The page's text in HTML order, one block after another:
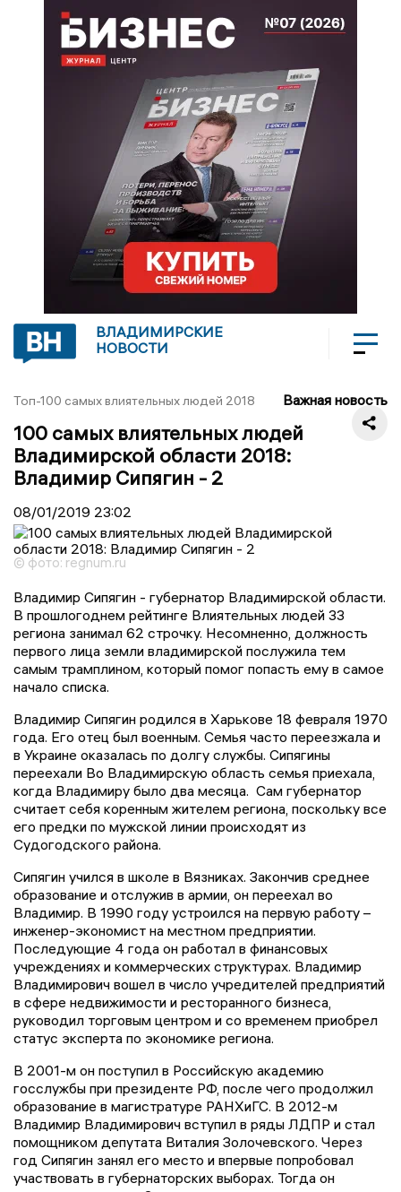
ВЛАДИМИРСКИЕ
НОВОСТИ
Топ-100 самых влиятельных людей 2018 Важная новость
100 самых влиятельных людей
Владимирской области 2018:
Владимир Сипягин - 2
08/01/2019 23:02
© фото: regnum.ru
Владимир Сипягин - губернатор Владимирской области.
В прошлогоднем рейтинге Влиятельных людей 33
региона занимал 62 строчку. Несомненно, должность
первого лица земли владимирской послужила тем
самым трамплином, который помог попасть ему в самое
начало списка.
Владимир Сипягин родился в Харькове 18 февраля 1970
года. Его отец был военным. Семья часто переезжала и
в Украине оказалась по долгу службы. Сипягины
переехали Во Владимирскую область семья приехала,
когда Владимиру было два месяца. Сам губернатор
считает себя коренным жителем региона, поскольку все
его предки по мужской линии происходят из
Судогодского района.
Сипягин учился в школе в Вязниках. Закончив среднее
образование и отслужив в армии, он переехал во
Владимир. В 1990 году устроился на первую работу –
инженер-экономист на местном предприятии.
Последующие 4 года он работал в финансовых
учреждениях и коммерческих структурах. Владимир
Владимирович вошел в число учредителей предприятий
в сфере недвижимости и ресторанного бизнеса,
руководил торговым центром и со временем приобрел
статус эксперта по экономике региона.
В 2001-м он поступил в Российскую академию
госслужбы при президенте РФ, после чего продолжил
образование в магистратуре РАНХиГС. В 2012-м
Владимир Владимирович вступил в ряды ЛДПР и стал
помощником депутата Виталия Золочевского. Через
год Сипягин занял его место и впервые попробовал
участвовать в губернаторских выборах. Тогда он